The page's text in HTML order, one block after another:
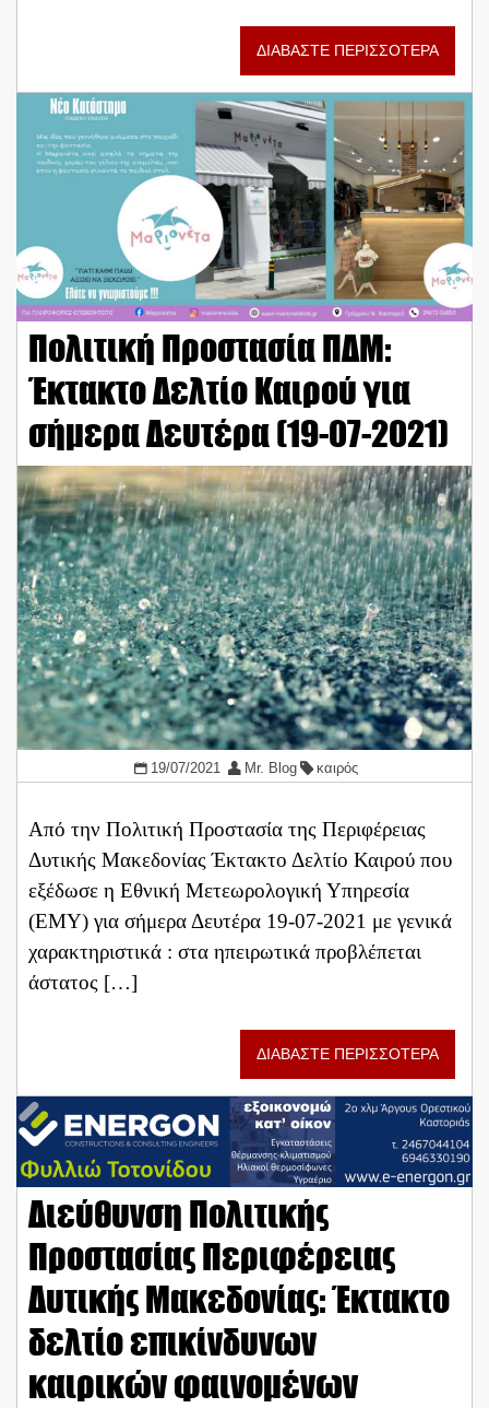
ΔΙΑΒΑΣΤΕ ΠΕΡΙΣΣΟΤΕΡΑ
Πολιτική Προστασία ΠΔΜ:
Έκτακτο Δελτίο Καιρού για
σήμερα Δευτέρα (19-07-2021)
19/07/2021 Mr. Blog καιρός
Από την Πολιτική Προστασία της Περιφέρειας
Δυτικής Μακεδονίας Έκτακτο Δελτίο Καιρού που
εξέδωσε η Εθνική Μετεωρολογική Υπηρεσία
(ΕΜΥ) για σήμερα Δευτέρα 19-07-2021 με γενικά
χαρακτηριστικά : στα ηπειρωτικά προβλέπεται
άστατος […]
ΔΙΑΒΑΣΤΕ ΠΕΡΙΣΣΟΤΕΡΑ
Διεύθυνση Πολιτικής
Προστασίας Περιφέρειας
Δυτικής Μακεδονίας: Έκτακτο
δελτίο επικίνδυνων
καιρικών φαινομένων